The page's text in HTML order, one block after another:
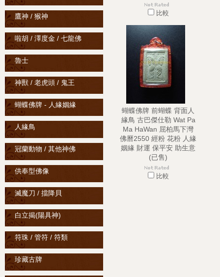
鷹神 / 猴神
啦胡 / 澤度金 / 七龍佛
魯士
神獸 / 老虎頭 / 鬼王
蝴蝶佛牌 - 人緣姻緣
人緣鳥
冠蘭動物 / 其他神佛
供奉型佛像
滅魔刀 / 擋降貝
白立揭(陽具神)
符珠 / 管符 / 符類
珍藏古牌
比較
蝴蝶佛牌 前蝴蝶 背面人
緣鳥 古巴傑仕勒 Wat Pa
Ma HaWan 屈柏馬下灣
佛曆2550 經粉 花粉 人緣
姻緣 財運 保平安 助生意
(已售)
比較